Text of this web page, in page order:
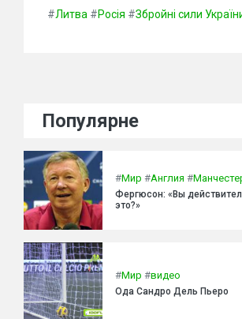
#Литва #Росія #Збройні сили
Популярне
#Мир #Англия #
Фергюсон: «Вы
это?»
#Мир #видео
Ода Сандро Дель Пьеро